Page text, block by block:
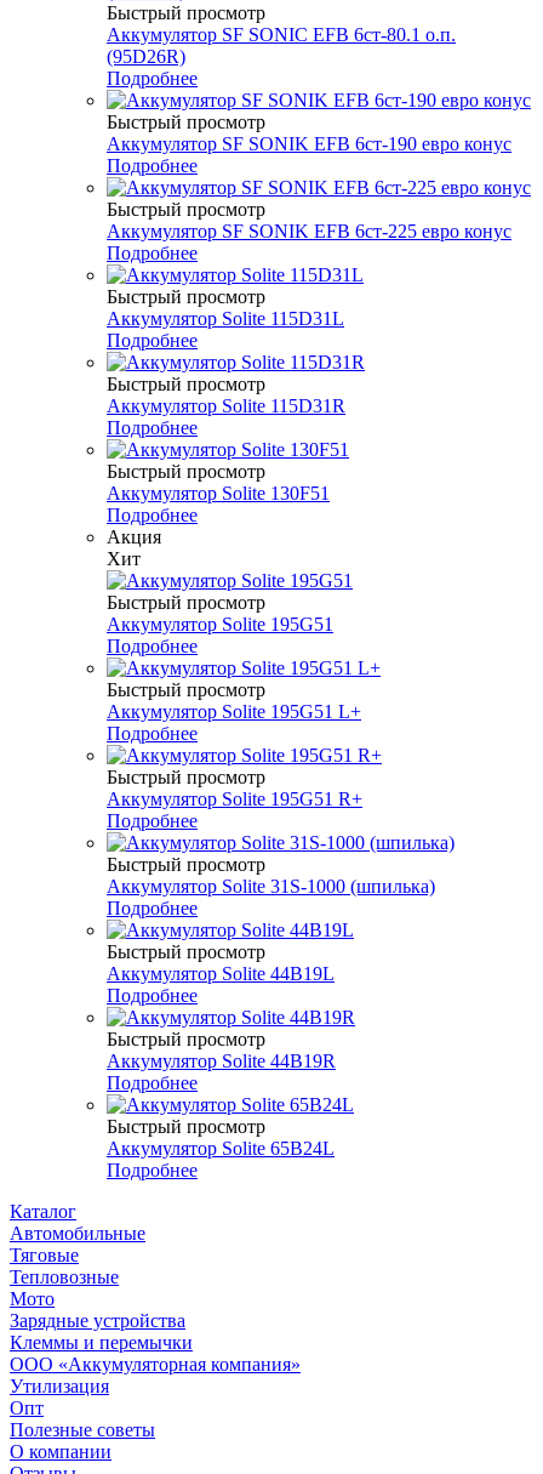
Быстрый просмотр
Аккумулятор SF SONIC EFB 6ст-80.1 о.п.
(95D26R)
Подробнее
Быстрый просмотр
Аккумулятор SF SONIK EFB 6ст-190 евро конус
Подробнее
Быстрый просмотр
Аккумулятор SF SONIK EFB 6ст-225 евро конус
Подробнее
Быстрый просмотр
Аккумулятор Solite 115D31L
Подробнее
Быстрый просмотр
Аккумулятор Solite 115D31R
Подробнее
Быстрый просмотр
Аккумулятор Solite 130F51
Подробнее
Акция
Хит
Быстрый просмотр
Аккумулятор Solite 195G51
Подробнее
Быстрый просмотр
Аккумулятор Solite 195G51 L+
Подробнее
Быстрый просмотр
Аккумулятор Solite 195G51 R+
Подробнее
Быстрый просмотр
Аккумулятор Solite 31S-1000 (шпилька)
Подробнее
Быстрый просмотр
Аккумулятор Solite 44B19L
Подробнее
Быстрый просмотр
Аккумулятор Solite 44B19R
Подробнее
Быстрый просмотр
Аккумулятор Solite 65B24L
Подробнее
Каталог
Автомобильные
Тяговые
Тепловозные
Мото
Зарядные устройства
Клеммы и перемычки
ООО «Аккумуляторная компания»
Утилизация
Опт
Полезные советы
О компании